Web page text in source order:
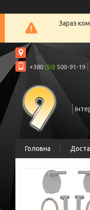
Зараз
вул. Шрага, 6а, офіс
+380 (50) 500-91-19
Головна